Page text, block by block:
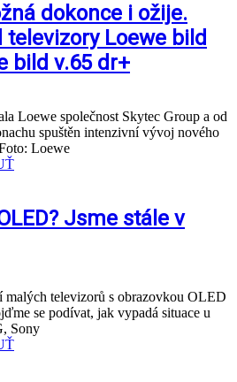
dokonce i ožije.
Loewe bild
bild v.65 dr+
Loewe společnost Skytec Group a od
spuštěn intenzivní vývoj nového
Loewe
Jsme stále v
malých televizorů s obrazovkou OLED
se podívat, jak vypadá situace u
Sony